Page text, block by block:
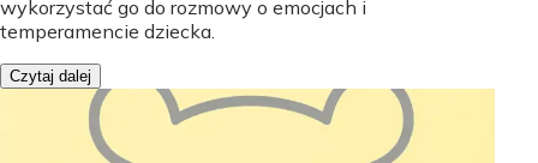
wykorzystać go do rozmowy o emocjach i
temperamencie dziecka.
Czytaj dalej